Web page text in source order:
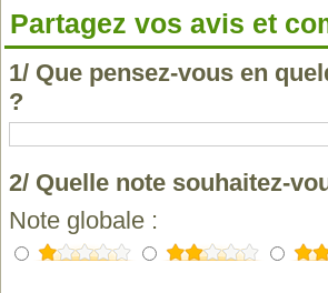
Partagez vos avis et
1/ Que pensez-vous en
?
2/ Quelle note souhaitez-
Note globale :